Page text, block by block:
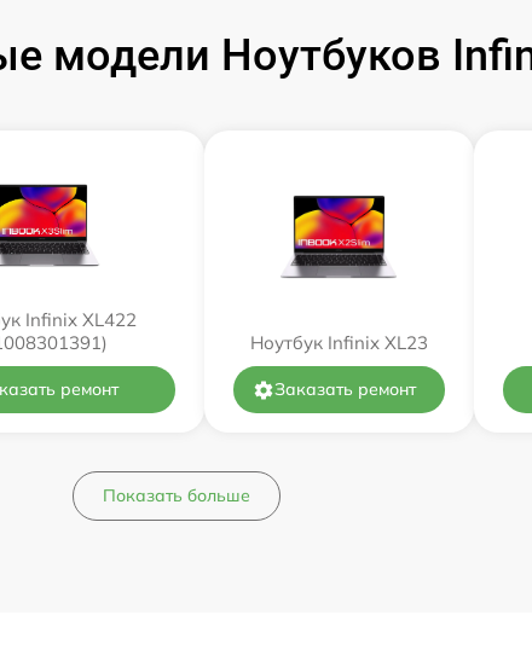
модели Ноутбуков
Infinix XL422
ремонт
Ноутбук Infinix XL23
Заказать ремонт
Показать больше